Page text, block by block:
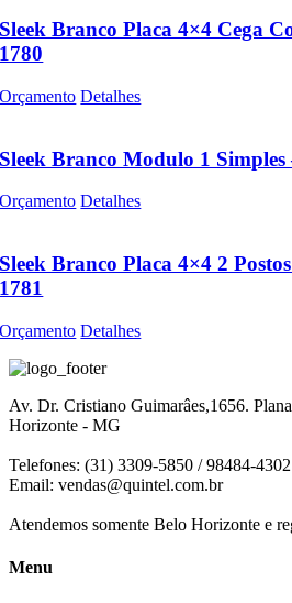
Sleek Branco Placa 4×4 Cega
1780
Orçamento Detalhes
Sleek Branco Modulo 1 Simples
Orçamento Detalhes
Sleek Branco Placa 4×4 2
1781
Orçamento Detalhes
Av. Dr. Cristiano Guimarâes,1656.
Horizonte - MG
Telefones: (31) 3309-5850 / 98484-4302
Email: vendas@quintel.com.br
Atendemos somente Belo Horizonte e
Menu